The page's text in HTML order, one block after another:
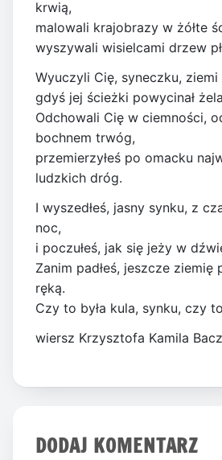
krwią,
malowali krajobrazy w żółte
wyszywali wisielcami drzew
Wyuczyli Cię, syneczku,
gdyś jej ścieżki powycinał
Odchowali Cię w ciemności,
bochnem trwóg,
przemierzyłeś po omacku
ludzkich dróg.
I wyszedłeś, jasny synku, z
noc,
i poczułeś, jak się jeży w
Zanim padłeś, jeszcze ziemię
ręką.
Czy to była kula, synku, czy
wiersz Krzysztofa Kamila
DODAJ KOMENTARZ